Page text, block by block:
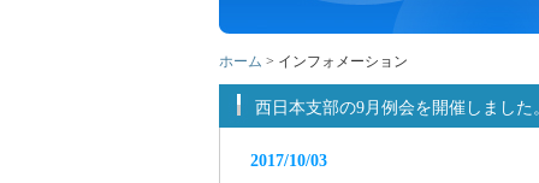
ホーム > インフォメーション
西日本支部の9月例会を開催しました
2017/10/03